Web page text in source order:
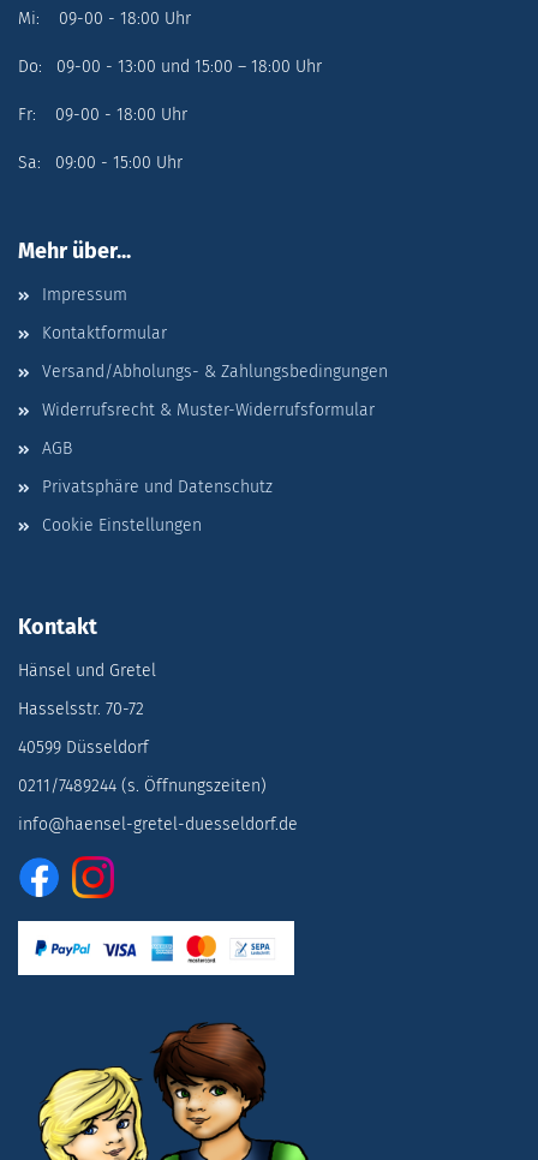
Mi: 09-00 - 18:00 Uhr
Do: 09-00 - 13:00 und 15:00 – 18:00 Uhr
Fr: 09-00 - 18:00 Uhr
Sa: 09:00 - 15:00 Uhr
Mehr über...
Impressum
Kontaktformular
Versand/Abholungs- & Zahlungsbedingungen
Widerrufsrecht & Muster-Widerrufsformular
AGB
Privatsphäre und Datenschutz
Cookie Einstellungen
Kontakt
Hänsel und Gretel
Hasselsstr. 70-72
40599 Düsseldorf
0211/7489244 (s. Öffnungszeiten)
info@haensel-gretel-duesseldorf.de